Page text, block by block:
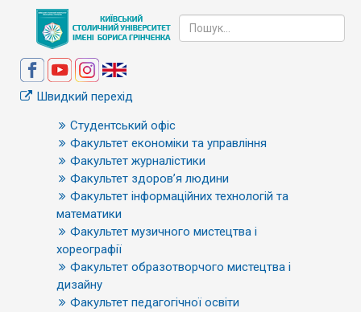
Швидкий перехід
Студентський офіс
Факультет економіки та управління
Факультет журналістики
Факультет здоров’я людини
Факультет інформаційних технологій та
математики
Факультет музичного мистецтва і
хореографії
Факультет образотворчого мистецтва і
дизайну
Факультет педагогічної освіти